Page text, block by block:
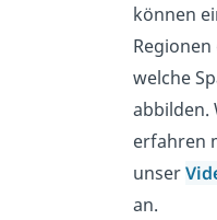
können
welche
abbilden.
erfahren
unser
an.